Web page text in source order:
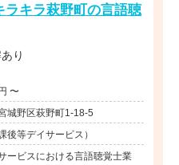
ラキラ萩野町の言語聴
り
月給 235,000円 〜
城野区萩野町1-18-5
後等デイサービス）
ービスにおける言語聴覚士業